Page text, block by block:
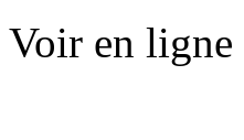
Voir en ligne